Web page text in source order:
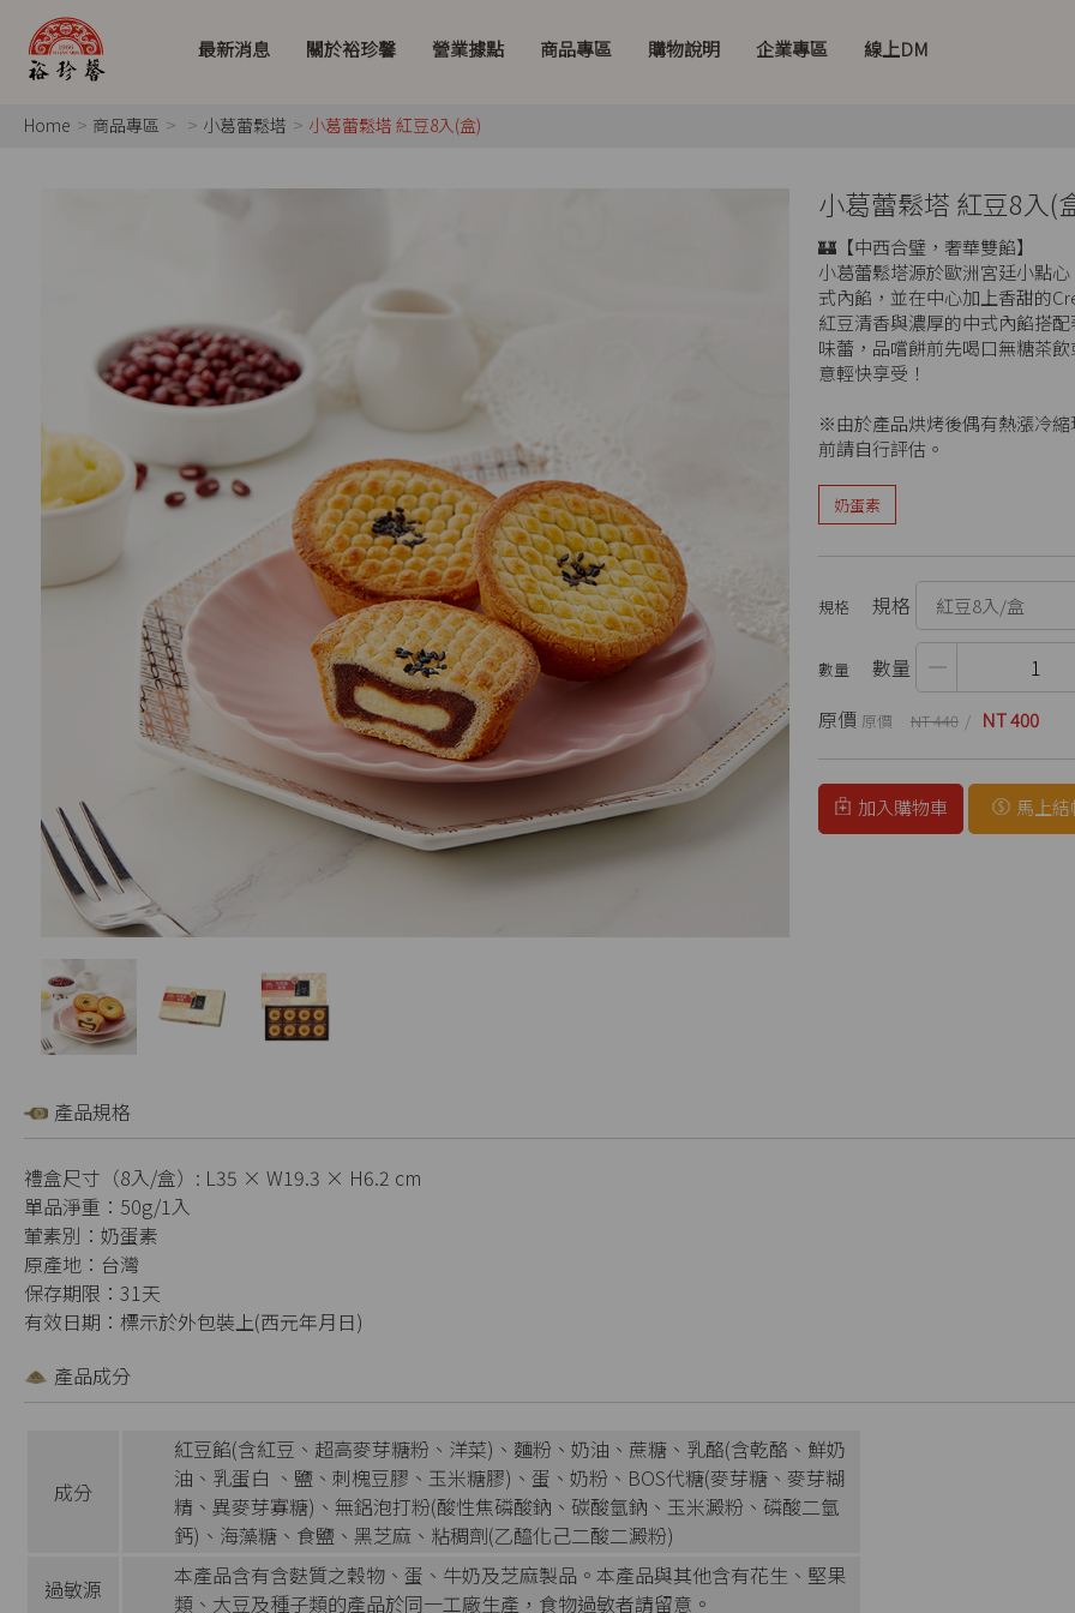
最新消息 關於裕珍馨 營業據點 商品專區 購物說明 企業專區 線上DM
Home 商品專區 小葛蕾鬆塔 小葛蕾鬆塔 紅豆8入(盒)
小葛蕾鬆塔 紅豆8入(
🏰【中西合璧，奢華雙餡】
小葛蕾鬆塔源於歐洲宮廷小點
式內餡，並在中心加上香甜的
紅豆清香與濃厚的中式內餡搭
味蕾，品嚐餅前先喝口無糖茶
意輕快享受！
※由於產品烘烤後偶有熱漲冷
前請自行評估。
奶蛋素
規格
數量
原價
NT 440 NT 400
加入購物車 馬上
產品規格
禮盒尺寸（8入/盒）: L35 × W19.3 × H6.2 cm
單品淨重：50g/1入
葷素別：奶蛋素
原產地：台灣
保存期限：31天
有效日期：標示於外包裝上(西元年月日)
產品成分
成分
紅豆餡(含紅豆、超高麥芽糖粉、洋菜)、麵粉、奶油、蔗糖、乳酪(含乾酪、鮮奶
油、乳蛋白 、鹽、刺槐豆膠、玉米糖膠)、蛋、奶粉、BOS代糖(麥芽糖、麥芽糊
精、異麥芽寡糖)、無鋁泡打粉(酸性焦磷酸鈉、碳酸氫鈉、玉米澱粉、磷酸二氫
鈣)、海藻糖、食鹽、黑芝麻、粘稠劑(乙醯化己二酸二澱粉)
過敏源
本產品含有含麩質之穀物、蛋、牛奶及芝麻製品。本產品與其他含有花生、堅果
類、大豆及種子類的產品於同一工廠生產，食物過敏者請留意。